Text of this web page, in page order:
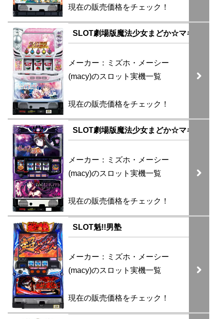
現在の販売価格をチェック！
SLOT劇場版魔法少女まどか☆マギカ[前
メーカー：ミズホ・メーシー
(macy)のスロット実機一覧
現在の販売価格をチェック！
SLOT劇場版魔法少女まどか☆マギカ[新
メーカー：ミズホ・メーシー
(macy)のスロット実機一覧
現在の販売価格をチェック！
SLOT魁!!男塾
メーカー：ミズホ・メーシー
(macy)のスロット実機一覧
現在の販売価格をチェック！